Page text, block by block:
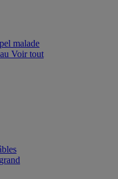
malade
Voir tout